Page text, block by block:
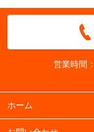
営業時間：
ホーム